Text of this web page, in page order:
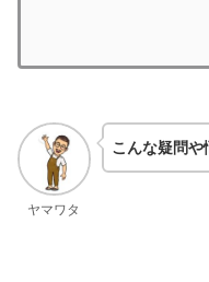
ヤマワタ
こんな疑問や